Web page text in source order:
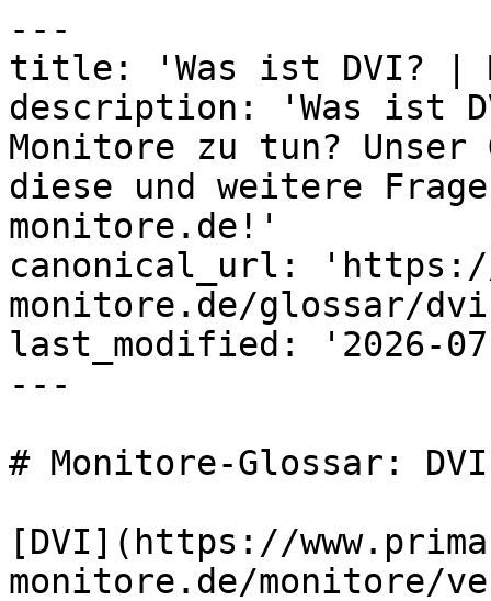
---
title: 'Was ist DVI? |
description: 'Was ist
Monitore zu tun?
diese und weitere
monitore.de!'
canonical_url: 'https://
monitore.de/glossar/
last_modified: '2026-
---
# Monitore-Glossar: DVI
[DVI](https://
monitore.de/monitore/